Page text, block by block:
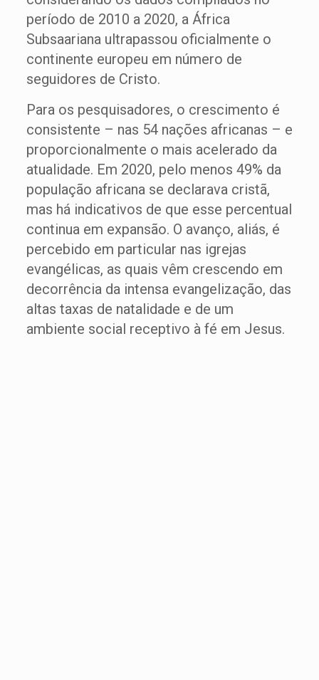
período de 2010 a 2020, a África
Subsaariana ultrapassou oficialmente o
continente europeu em número de
seguidores de Cristo.
Para os pesquisadores, o crescimento é
consistente – nas 54 nações africanas – e
proporcionalmente o mais acelerado da
atualidade. Em 2020, pelo menos 49% da
população africana se declarava cristã,
mas há indicativos de que esse percentual
continua em expansão. O avanço, aliás, é
percebido em particular nas igrejas
evangélicas, as quais vêm crescendo em
decorrência da intensa evangelização, das
altas taxas de natalidade e de um
ambiente social receptivo à fé em Jesus.